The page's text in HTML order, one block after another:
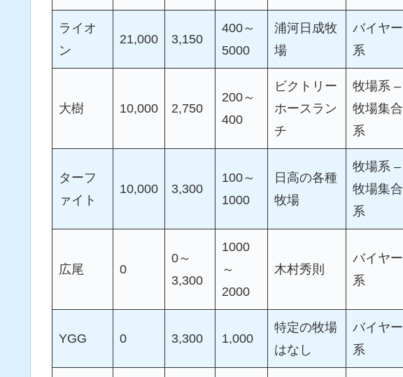
ライオ
ン
21,000 3,150
400～
5000
浦河日成牧
場
バイヤー
系
大樹 10,000 2,750
200～
400
ビクトリー
ホースラン
チ
牧場系 –
牧場集合
系
ターフ
ァイト
10,000 3,300
100～
1000
日高の各種
牧場
牧場系 –
牧場集合
系
広尾 0
0～
3,300
1000
～
2000
木村秀則
バイヤー
系
YGG 0 3,300 1,000
特定の牧場
はなし
バイヤー
系